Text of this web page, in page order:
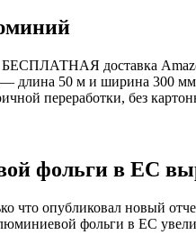
доставка
длина 50 м и ширина 300
переработки, без
фольги в ЕС
что опубликовал новый
фольги в ЕС